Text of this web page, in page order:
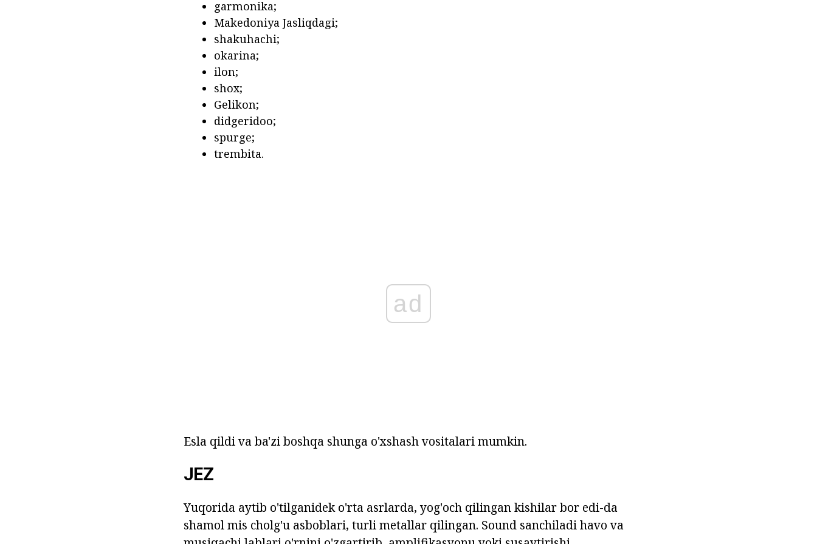
garmonika;
Makedoniya Jasliqdagi;
shakuhachi;
okarina;
ilon;
shox;
Gelikon;
didgeridoo;
spurge;
trembita.
ad
Esla qildi va ba'zi boshqa shunga o'xshash vositalari mumkin.
JEZ
Yuqorida aytib o'tilganidek o'rta asrlarda, yog'och qilingan kishilar bor edi-da
shamol mis cholg'u asboblari, turli metallar qilingan. Sound sanchiladi havo va